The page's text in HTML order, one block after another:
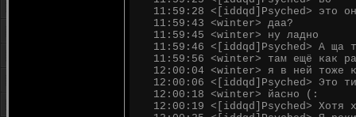
11:59:28 <[iddqd]Psyched> это
11:59:43 <winter> даа?
11:59:45 <winter> ну ладно
11:59:46 <[iddqd]Psyched> А ща
11:59:56 <winter> там ещё как
12:00:04 <winter> я в ней тоже
12:00:06 <[iddqd]Psyched> Это
12:00:18 <winter> йасно (:
12:00:19 <[iddqd]Psyched> Хотя